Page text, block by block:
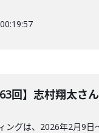
00:19:57
回】志村翔太さん
ングは、2026年2月9日